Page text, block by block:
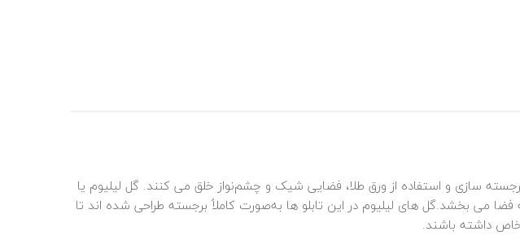
سازی و استفاده از ورق طلا، فضایی شیک و چشم‌نواز خلق می‌ کنند. گل لیلیوم یا
می‌ بخشد.گل‌ های لیلیوم در این تابلو ها به‌صورت کاملاً برجسته طراحی شده‌ اند تا
داشته باشند.